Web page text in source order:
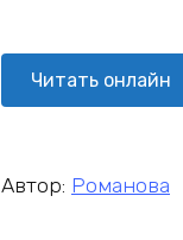
Читать онлайн
Автор: Романова